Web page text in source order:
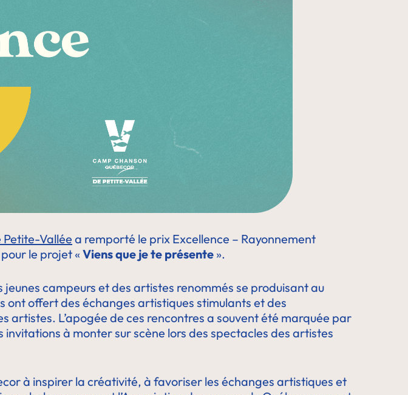
Vallée a remporté le prix Excellence – Rayonnement
le projet «Viens que je te présente ».
campeurs et des artistes renommés se produisant au
ont offert des échanges artistiques stimulants et des
L’apogée de ces rencontres a souvent été marquée par
à monter sur scène lors des spectacles des artistes
à inspirer la créativité, à favoriser les échanges artistiques et